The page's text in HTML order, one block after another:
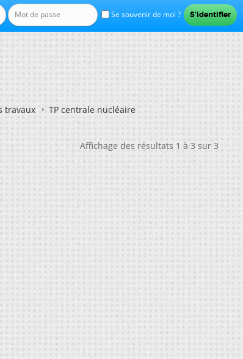
Se souvenir de moi ?
travaux TP centrale nucléaire
Affichage des résultats 1 à 3 sur 3